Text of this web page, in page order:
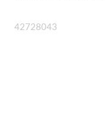
42728043